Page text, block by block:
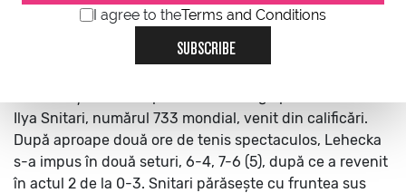
I agree to theTerms and Conditions
SUBSCRIBE
Cehul Jiri Lehecka, principalul favorit al turneului
Concord Iași Open, s-a calificat în turul 2, dar nu fără
Ilya Snitari, numărul 733 mondial, venit din calificări.
După aproape două ore de tenis spectaculos, Lehecka
s-a impus în două seturi, 6-4, 7-6 (5), după ce a revenit
în actul 2 de la 0-3. Snitari părăsește cu fruntea sus